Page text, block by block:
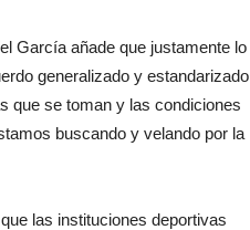
García añade que justamente lo
generalizado y estandarizado
que se toman y las condiciones
buscando y velando por la
las instituciones deportivas